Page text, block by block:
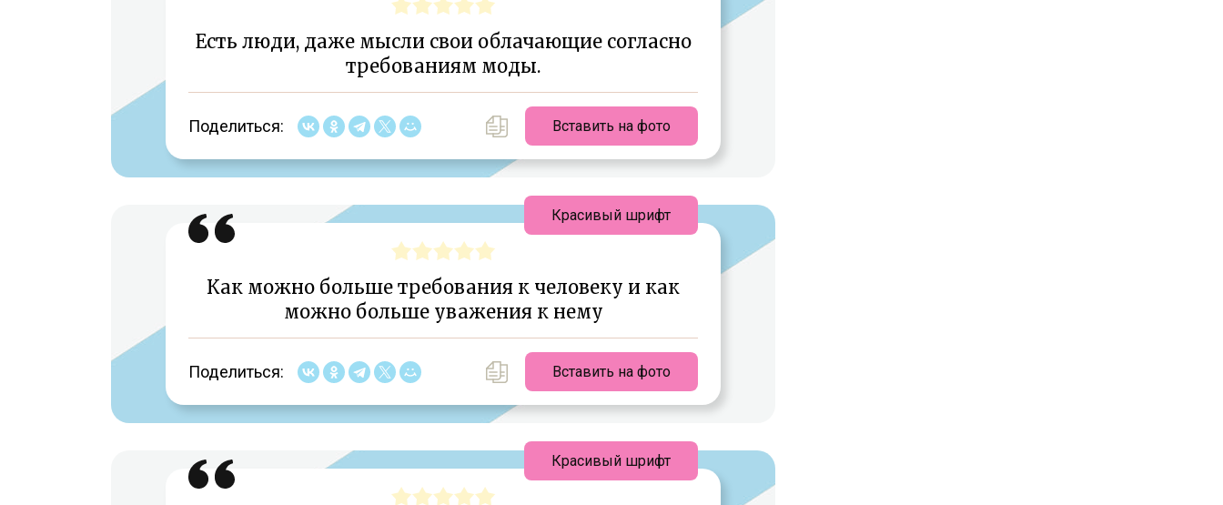
Есть люди, даже мысли свои облачающие согласно
требованиям моды.
Поделиться: Вставить на фото
Как можно больше требования к человеку и как
можно больше уважения к нему
Поделиться: Вставить на фото
Красивый шрифт
Красивый шрифт